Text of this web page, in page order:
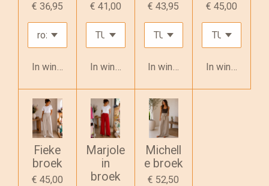
€ 36,95
In winkelwagen
€ 41,00
In winkelwagen
€ 43,95
In winkelwagen
€ 45,00
In
Fieke
broek
€ 45,00
Marjole
in
broek
Michell
e broek
€ 52,50